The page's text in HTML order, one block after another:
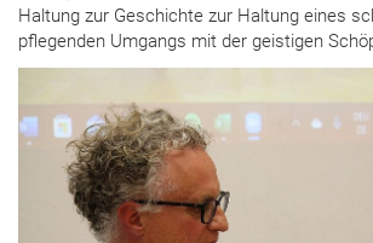
Haltung zur Geschichte zur Haltung eines
pflegenden Umgangs mit der geistigen